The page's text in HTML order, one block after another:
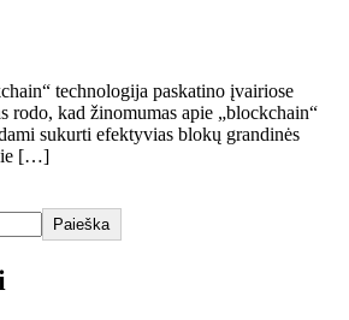
technologija paskatino įvairiose
rodo, kad žinomumas apie „blockchain“
sukurti efektyvias blokų grandinės
[…]
Paieška